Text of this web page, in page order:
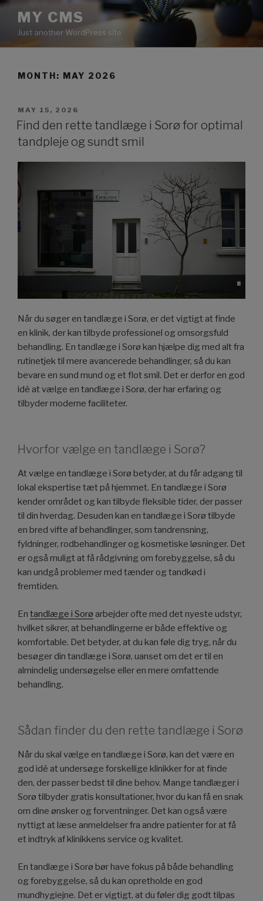
Skip
content
MY CMS
Just another WordPress site
MONTH: MAY 2026
POSTED
ON
MAY 15, 2026
Find den rette tandlæge i Sorø for optimal
tandpleje og sundt smil
Når du søger en tandlæge i Sorø, er det vigtigt at finde
en klinik, der kan tilbyde professionel og omsorgsfuld
behandling. En tandlæge i Sorø kan hjælpe dig med alt fra
rutinetjek til mere avancerede behandlinger, så du kan
bevare en sund mund og et flot smil. Det er derfor en god
idé at vælge en tandlæge i Sorø, der har erfaring og
tilbyder moderne faciliteter.
Hvorfor vælge en tandlæge i Sorø?
At vælge en tandlæge i Sorø betyder, at du får adgang til
lokal ekspertise tæt på hjemmet. En tandlæge i Sorø
kender området og kan tilbyde fleksible tider, der passer
til din hverdag. Desuden kan en tandlæge i Sorø tilbyde
en bred vifte af behandlinger, som tandrensning,
fyldninger, rodbehandlinger og kosmetiske løsninger. Det
er også muligt at få rådgivning om forebyggelse, så du
kan undgå problemer med tænder og tandkød i
fremtiden.
En tandlæge i Sorø arbejder ofte med det nyeste udstyr,
hvilket sikrer, at behandlingerne er både effektive og
komfortable. Det betyder, at du kan føle dig tryg, når du
besøger din tandlæge i Sorø, uanset om det er til en
almindelig undersøgelse eller en mere omfattende
behandling.
Sådan finder du den rette tandlæge i Sorø
Når du skal vælge en tandlæge i Sorø, kan det være en
god idé at undersøge forskellige klinikker for at finde
den, der passer bedst til dine behov. Mange tandlæger i
Sorø tilbyder gratis konsultationer, hvor du kan få en snak
om dine ønsker og forventninger. Det kan også være
nyttigt at læse anmeldelser fra andre patienter for at få
et indtryk af klinikkens service og kvalitet.
En tandlæge i Sorø bør have fokus på både behandling
og forebyggelse, så du kan opretholde en god
mundhygiejne. Det er vigtigt, at du føler dig godt tilpas